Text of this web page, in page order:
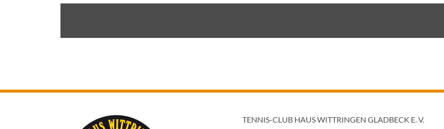
TENNIS-CLUB HAUS WITTRINGEN GLADBECK E. V.